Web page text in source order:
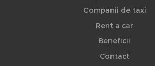
Companii de taxi
Rent a car
Beneficii
Contact